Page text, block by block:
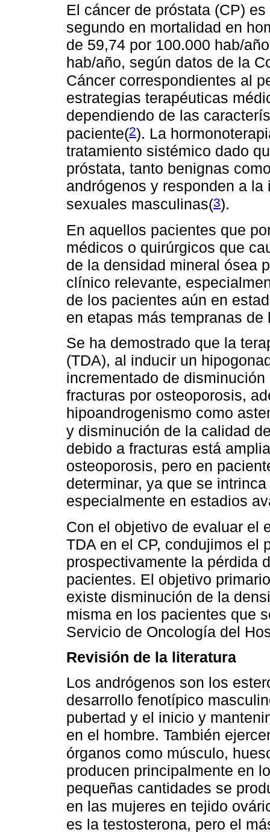
El cáncer de próstata (CP)
segundo en mortalidad en
de 59,74 por 100.000 hab/
hab/año, según datos de la
Cáncer correspondientes al
estrategias terapéuticas
dependiendo de las
paciente(2). La
tratamiento sistémico dado
próstata, tanto benignas
andrógenos y responden a
sexuales masculinas(3).
En aquellos pacientes que
médicos o quirúrgicos que
de la densidad mineral ósea
clínico relevante,
de los pacientes aún en
en etapas más tempranas
Se ha demostrado que la
(TDA), al inducir un
incrementado de
fracturas por osteoporosis,
hipoandrogenismo como
y disminución de la calidad
debido a fracturas está
osteoporosis, pero en
determinar, ya que se
especialmente en estadios
Con el objetivo de evaluar el
TDA en el CP, condujimos el
prospectivamente la pérdida
pacientes. El objetivo
existe disminución de la
misma en los pacientes que
Servicio de Oncología del
Revisión de la literatura
Los andrógenos son los
desarrollo fenotípico
pubertad y el inicio y
en el hombre. También
órganos como músculo,
producen principalmente en
pequeñas cantidades se
en las mujeres en tejido
es la testosterona, pero el